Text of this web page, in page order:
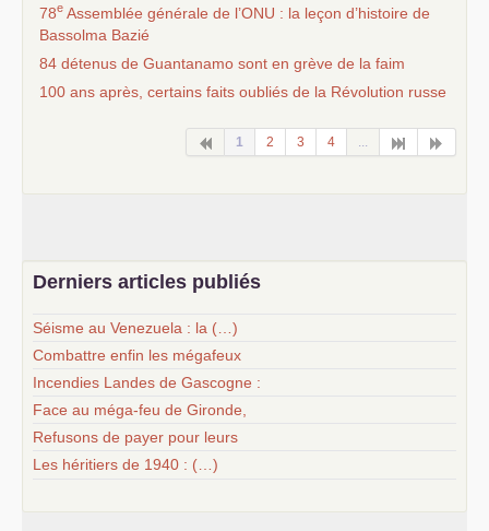
78e Assemblée générale de l’ONU : la leçon d’histoire de
Bassolma Bazié
84 détenus de Guantanamo sont en grève de la faim
100 ans après, certains faits oubliés de la Révolution russe
1 2 3 4
Derniers articles publiés
Séisme au Venezuela : la (…)
Combattre enfin les mégafeux
Incendies Landes de Gascogne :
Face au méga-feu de Gironde,
Refusons de payer pour leurs
Les héritiers de 1940 : (…)